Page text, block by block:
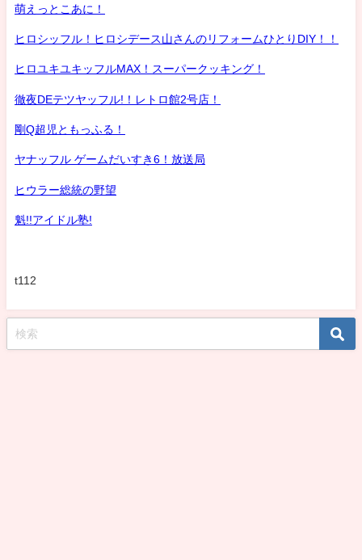
萌えっとこあに！
ヒロシッフル！ヒロシデース山さんのリフォームひとりDIY！！
ヒロユキユキッフルMAX！スーパークッキング！
徹夜DEテツヤッフル!！レトロ館2号店！
剛Q超児ともっふる！
ヤナッフル ゲームだいすき6！放送局
ヒウラー総統の野望
魁!!アイドル塾!
t112